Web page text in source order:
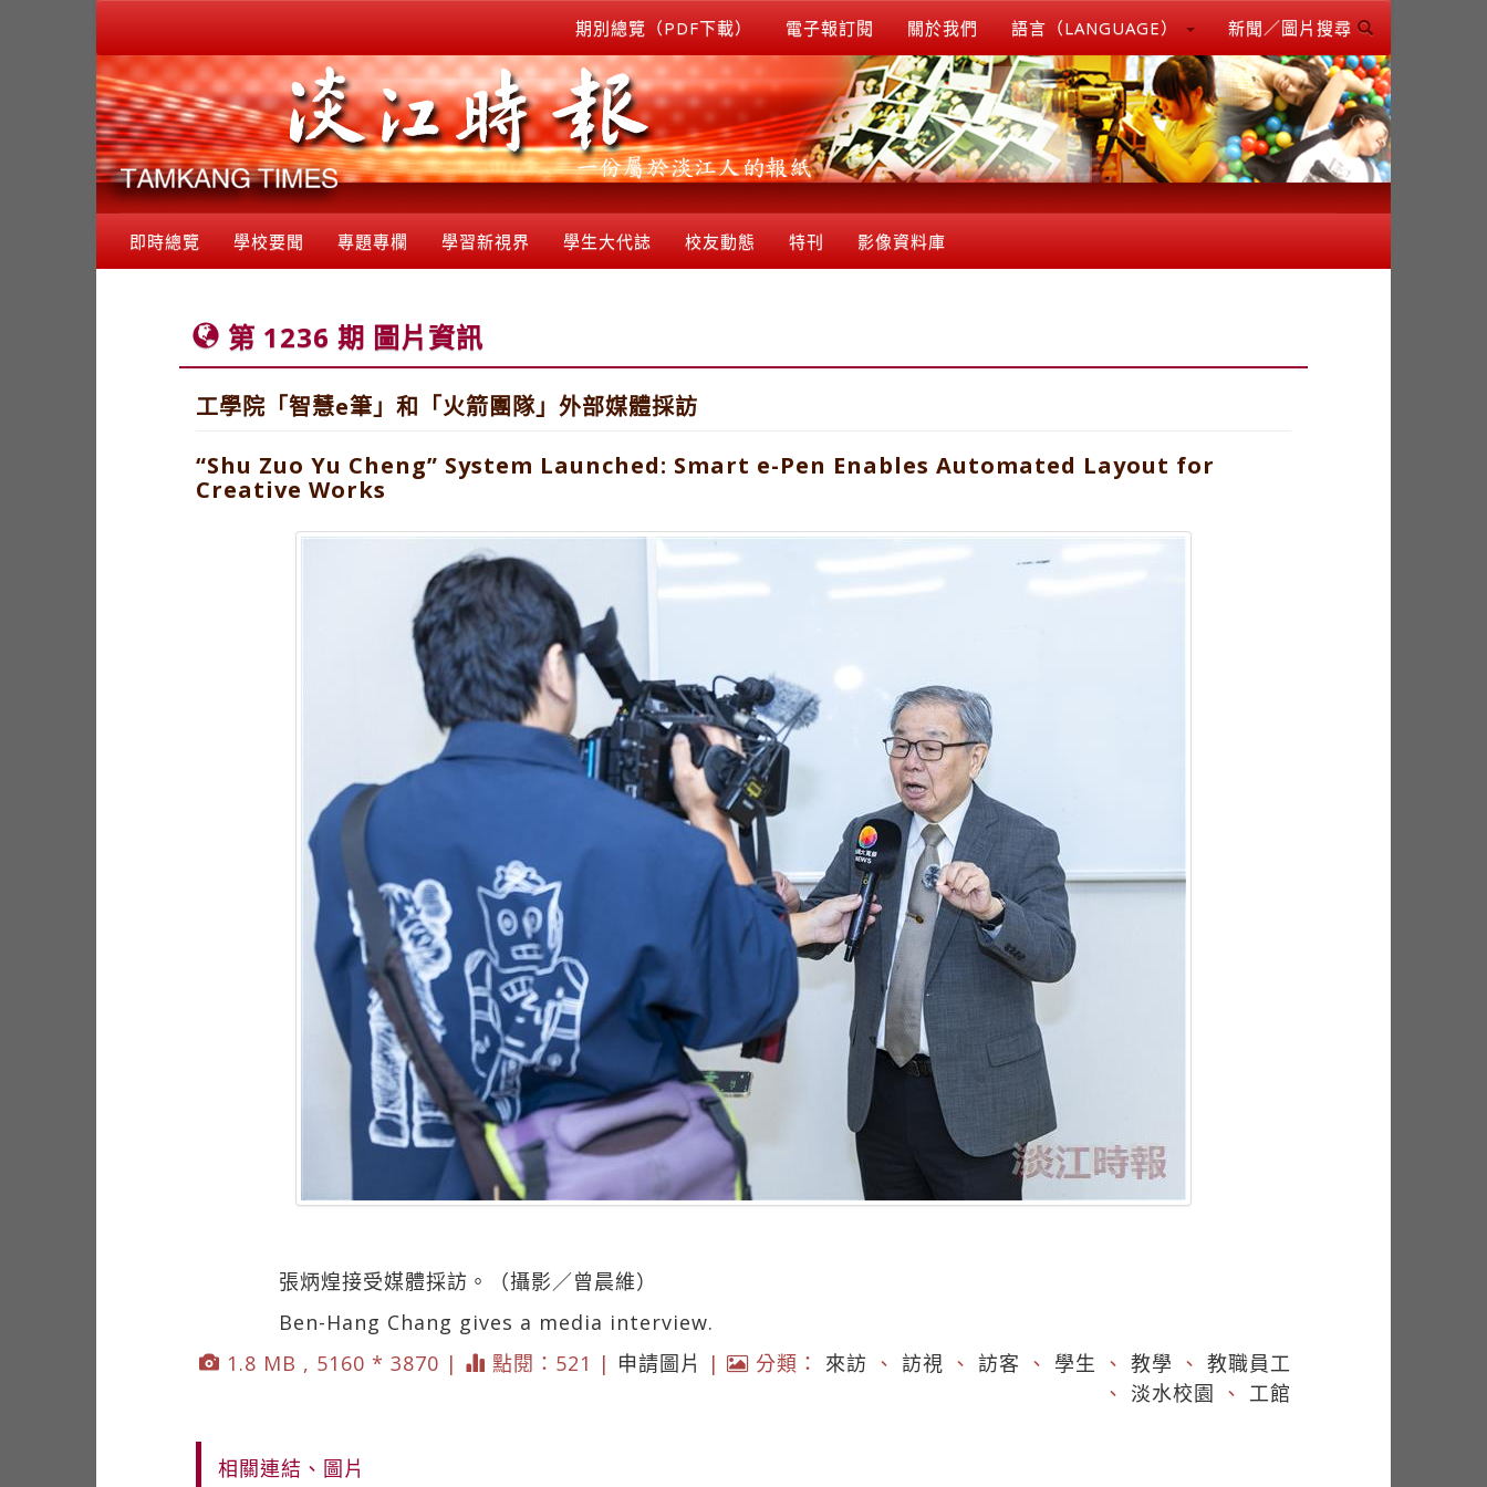
期別總覽（PDF下載） 電子報訂閱 關於我們 語言（LANGUAGE） 新聞／圖片搜尋
即時總覽 學校要聞 專題專欄 學習新視界 學生大代誌 校友動態 特刊 影像資料庫
第 1236 期 圖片資訊
工學院「智慧e筆」和「火箭團隊」外部媒體採訪
“Shu Zuo Yu Cheng” System Launched: Smart e-Pen Enables Automated Layout for
Creative Works
張炳煌接受媒體採訪。（攝影／曾晨維）
Ben-Hang Chang gives a media interview.
1.8 MB , 5160 * 3870 |
點閱：521 | 申請圖片 | 分類： 來訪 、 訪視 、 訪客 、 學生 、 教學 、 教職員工
、 淡水校園 、 工館
相關連結、圖片